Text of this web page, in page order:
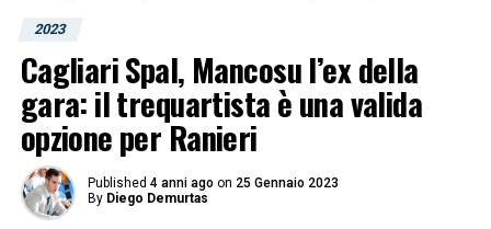
2023
Cagliari Spal, Mancosu l’ex della
gara: il trequartista è una valida
opzione per Ranieri
Published 4 anni ago on 25 Gennaio 2023
By Diego Demurtas